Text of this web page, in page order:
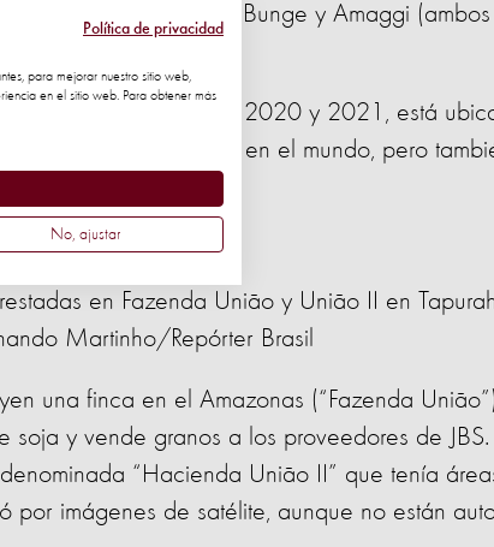
lo permitido. Aun así, Bunge y Amaggi
la finca en 2019.
produciendo grano en 2020 y 2021, está
mayor biodiversidad en el mundo, pero
en Fazenda União y União II en
Martinho/Repórter Brasil
una finca en el Amazonas (“Fazenda
soja y vende granos a los proveedores de
“Hacienda União II” que tenía
por imágenes de satélite, aunque no están
Política de privacidad
para mejorar nuestro sitio web,
en el sitio web. Para obtener más
No, ajustar